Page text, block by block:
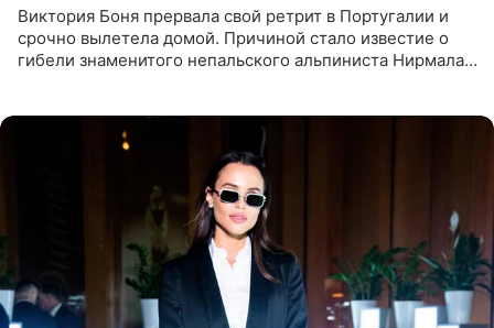
Виктория Боня прервала свой ретрит в Португалии и
срочно вылетела домой. Причиной стало известие о
гибели знаменитого непальского альпиниста Нирмала